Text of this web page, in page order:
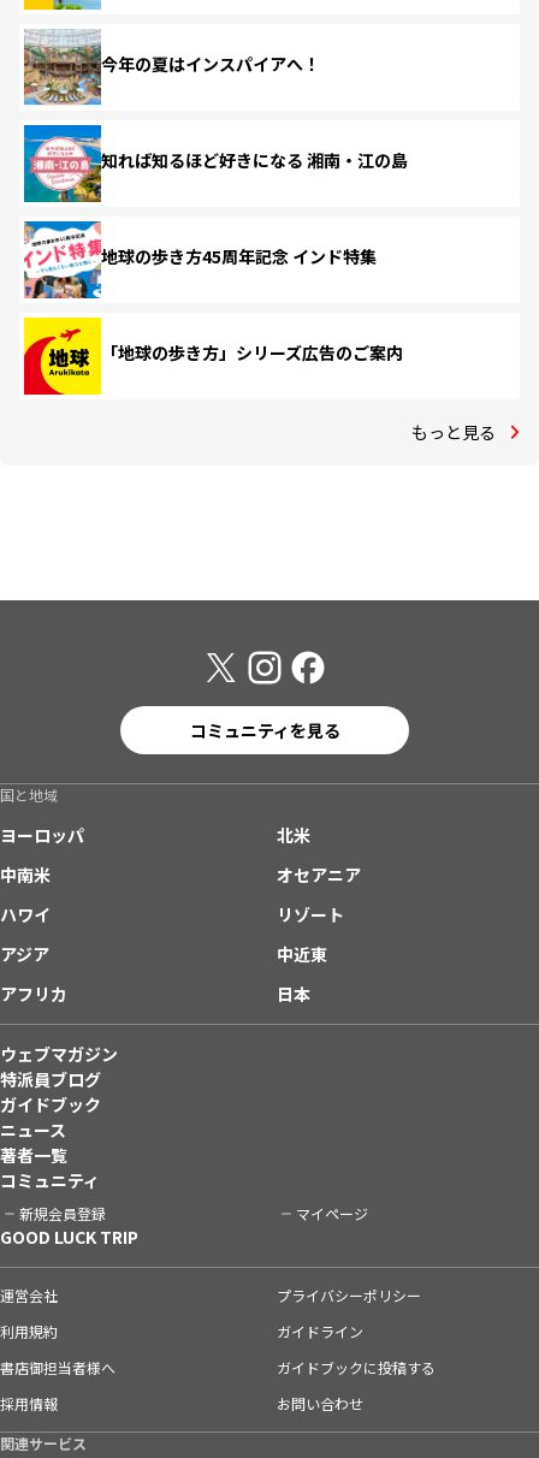
今年の夏はインスパイアへ！
知れば知るほど好きになる 湘南・江の島
地球の歩き方45周年記念 インド特集
「地球の歩き方」シリーズ広告のご案内
もっと見る
コミュニティを見る
国と地域
ヨーロッパ
北米
中南米
オセアニア
ハワイ
リゾート
アジア
中近東
アフリカ
日本
ウェブマガジン
特派員ブログ
ガイドブック
ニュース
著者一覧
コミュニティ
新規会員登録 マイページ
GOOD LUCK TRIP
運営会社
プライバシーポリシー
利用規約
ガイドライン
書店御担当者様へ
ガイドブックに投稿する
採用情報
お問い合わせ
関連サービス